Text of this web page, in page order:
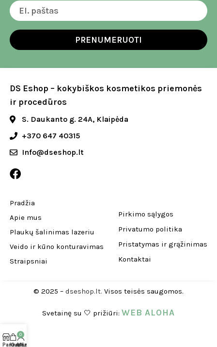
PRENUMERUOTI
DS Eshop – kokybiškos kosmetikos priemonės
ir procedūros
S. Daukanto g. 24A, Klaipėda
+370 647 40315
Info@dseshop.lt
Pradžia
Apie mus
Plaukų šalinimas lazeriu
Veido ir kūno konturavimas
Straipsniai
Pirkimo sąlygos
Privatumo politika
Pristatymas ir grąžinimas
Kontaktai
© 2025 – dseshop.lt. Visos teisės saugomos.
Svetainę su 🤍 prižiūri:WEB ALOHA
Parduotuvė
0
Krepšelis
Mano paskyra